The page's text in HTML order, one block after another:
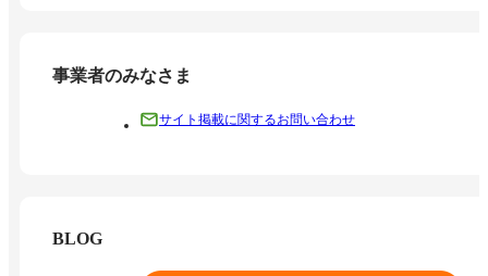
事業者のみなさま
サイト掲載に関するお問い合わせ
BLOG